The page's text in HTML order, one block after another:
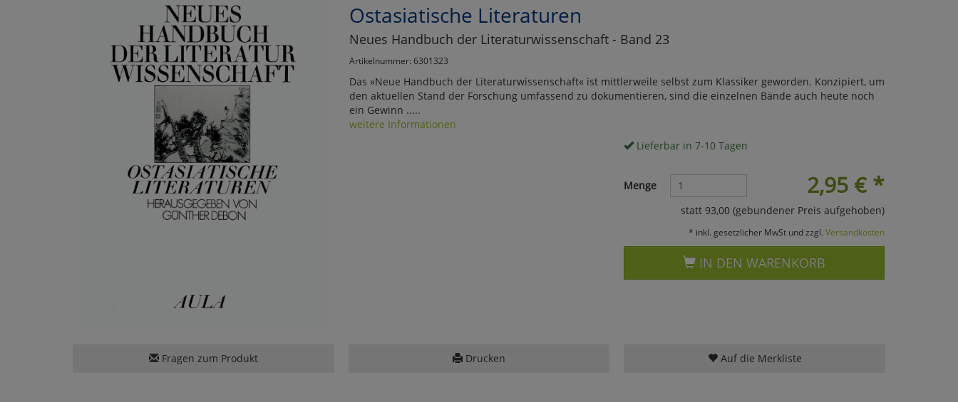
Ostasiatische Literaturen
Neues Handbuch der Literaturwissenschaft - Band 23
Artikelnummer: 6301323
Das »Neue Handbuch der Literaturwissenschaft« ist mittlerweile selbst zum Klassiker geworden. Konzipiert, um
den aktuellen Stand der Forschung umfassend zu dokumentieren, sind die einzelnen Bände auch heute noch
ein Gewinn .....
weitere Informationen
Lieferbar in 7-10 Tagen
2,95 €*
Menge
statt 93,00 (gebundener Preis aufgehoben)
* inkl. gesetzlicher MwSt und zzgl. Versandkosten
IN DEN WARENKORB
Fragen zum Produkt Drucken Auf die Merkliste